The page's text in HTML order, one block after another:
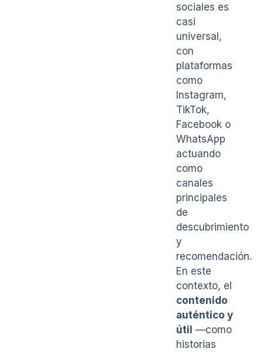
sociales es
casi
universal,
con
plataformas
como
Instagram,
TikTok,
Facebook o
WhatsApp
actuando
como
canales
principales
de
descubrimiento
y
recomendación.
En este
contexto, el
contenido
auténtico y
útil —como
historias